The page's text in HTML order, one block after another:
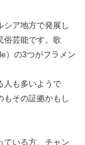
シア地方で発展し
俗芸能です。歌
）の3つがフラメン
人も多いようで
もその証拠かもし
ている方、チャン